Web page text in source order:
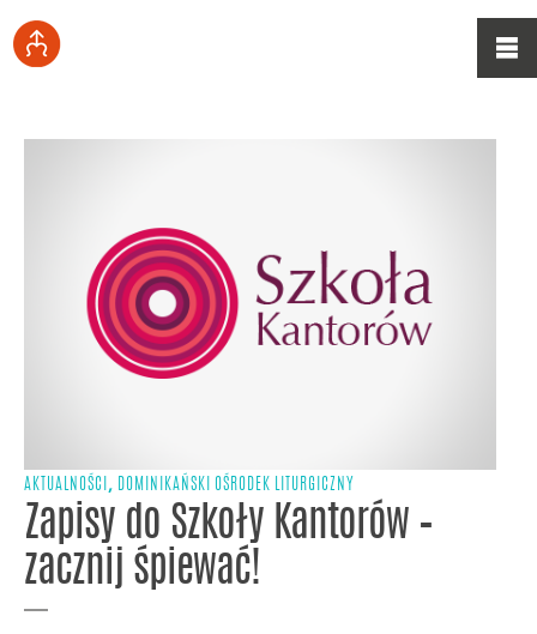
AKTUALNOŚCI , DOMINIKAŃSKI OŚRODEK LITURGICZNY
Zapisy do Szkoły Kantorów –
zacznij śpiewać!